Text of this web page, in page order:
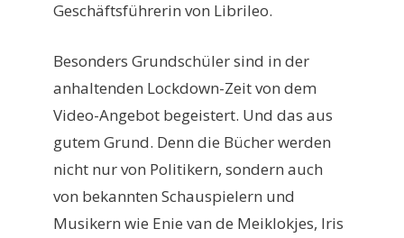
Geschäftsführerin von Librileo.
Besonders Grundschüler sind in der
anhaltenden Lockdown-Zeit von dem
Video-Angebot begeistert. Und das aus
gutem Grund. Denn die Bücher werden
nicht nur von Politikern, sondern auch
von bekannten Schauspielern und
Musikern wie Enie van de Meiklokjes, Iris